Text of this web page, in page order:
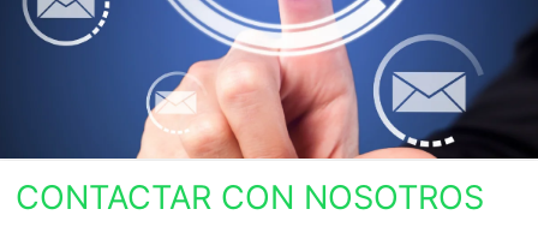
CONTACTAR CON NOSOTROS